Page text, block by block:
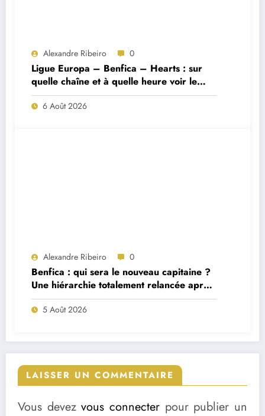
Alexandre Ribeiro 0
Ligue Europa – Benfica – Hearts : sur
quelle chaîne et à quelle heure voir le
match ?
6 Août 2026
Alexandre Ribeiro 0
Benfica : qui sera le nouveau capitaine ?
Une hiérarchie totalement relancée après
deux départs majeurs
5 Août 2026
LAISSER UN COMMENTAIRE
Vous devezvous connecter pour publier un